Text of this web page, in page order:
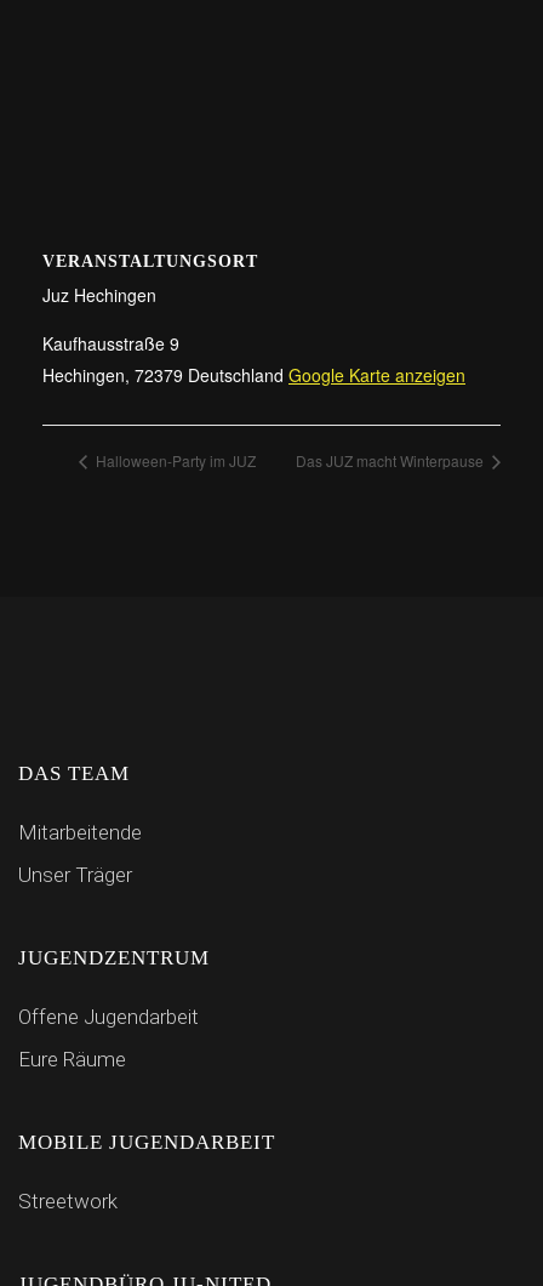
VERANSTALTUNGSORT
Juz Hechingen
Kaufhausstraße 9
Hechingen, 72379 Deutschland Google Karte anzeigen
Halloween-Party im JUZ Das JUZ macht Winterpause
DAS TEAM
Mitarbeitende
Unser Träger
JUGENDZENTRUM
Offene Jugendarbeit
Eure Räume
MOBILE JUGENDARBEIT
Streetwork